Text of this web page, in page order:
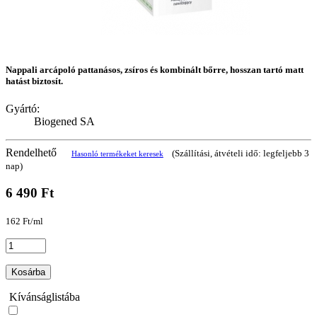
Nappali arcápoló pattanásos, zsíros és kombinált bőrre, hosszan tartó matt
hatást biztosít.
Gyártó:
Biogened SA
Rendelhető Hasonló termékeket keresek
(Szállítási, átvételi idő: legfeljebb 3
nap)
6 490 Ft
162 Ft/ml
Kosárba
Kívánságlistába